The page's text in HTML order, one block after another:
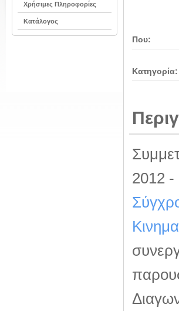
Χρήσιμες Πληροφορίες
Κατάλογος
Που:
Κατηγορία:
2012 -